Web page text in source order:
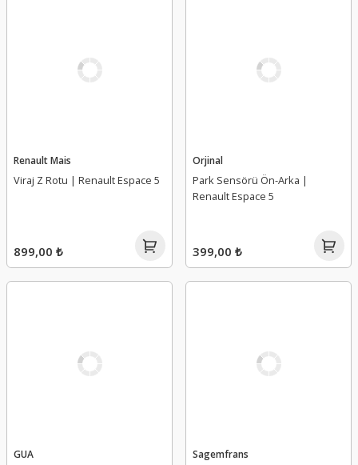
Renault Mais
Viraj Z Rotu | Renault Espace 5
899,00 ₺
Orjinal
Park Sensörü Ön-Arka |
Renault Espace 5
399,00 ₺
GUA Sagemfrans